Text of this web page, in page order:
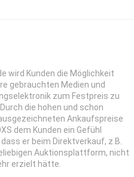
wird Kunden die Möglichkeit
gebrauchten Medien und
zum Festpreis zu
die hohen und schon
Ankaufspreise
dem Kunden ein Gefühl
er beim Direktverkauf, z.B.
Auktionsplattform, nicht
erzielt hätte.